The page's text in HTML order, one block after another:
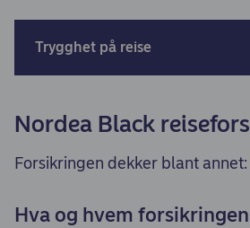
Trygghet på reise
Nordea Black
Forsikringen dekker blant annet:
Hva og hvem